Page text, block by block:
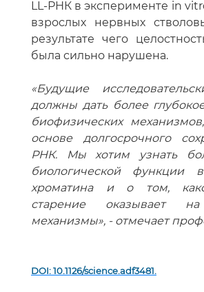
взрослых нервных
результате чего
была сильно нарушена.
«Будущие
должны дать более
биофизических
основе долгосрочного
РНК. Мы хотим узнать
биологической функции
хроматина и о том,
старение оказывает
механизмы», - отмечает
DOI: 10.1126/science.adf3481.